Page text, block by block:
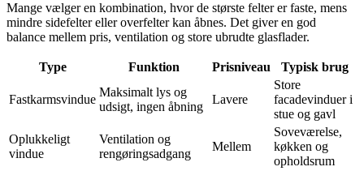
Mange vælger en kombination, hvor de største felter er faste, mens
mindre sidefelter eller overfelter kan åbnes. Det giver en god
balance mellem pris, ventilation og store ubrudte glasflader.
Type Funktion Prisniveau Typisk brug
Fastkarmsvindue
Maksimalt lys og
udsigt, ingen åbning
Lavere
Store
facadevinduer i
stue og gavl
Oplukkeligt
vindue
Ventilation og
rengøringsadgang
Mellem
Soveværelse,
køkken og
opholdsrum